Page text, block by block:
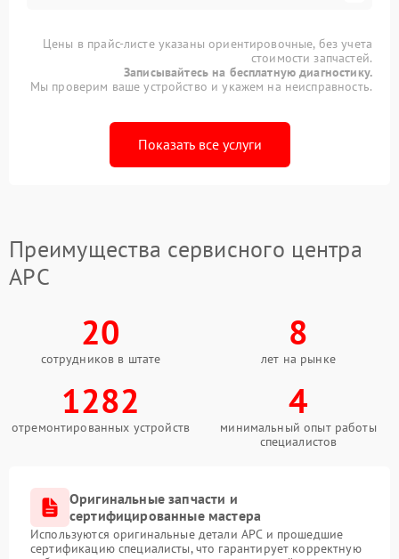
Цены в прайс-листе указаны ориентировочные, без учета
стоимости запчастей.
Записывайтесь на бесплатную диагностику.
Мы проверим ваше устройство и укажем на неисправность.
Показать все услуги
Преимущества сервисного центра
APC
20
сотрудников в штате
8
лет на рынке
1282
отремонтированных устройств
4
минимальный опыт работы
специалистов
Оригинальные запчасти и
сертифицированные мастера
Используются оригинальные детали APC и прошедшие
сертификацию специалисты, что гарантирует корректную